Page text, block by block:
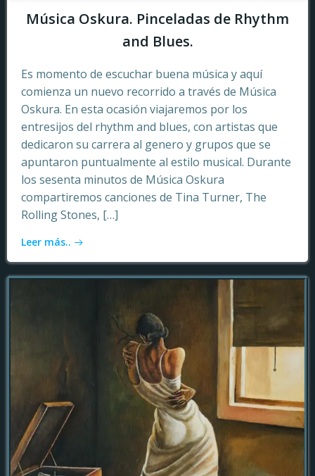
Música Oskura. Pinceladas de Rhythm
and Blues.
Es momento de escuchar buena música y aquí
comienza un nuevo recorrido a través de Música
Oskura. En esta ocasión viajaremos por los
entresijos del rhythm and blues, con artistas que
dedicaron su carrera al genero y grupos que se
apuntaron puntualmente al estilo musical. Durante
los sesenta minutos de Música Oskura
compartiremos canciones de Tina Turner, The
Rolling Stones, […]
Leer más..